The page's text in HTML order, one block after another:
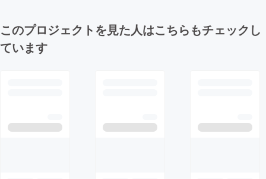
このプロジェクトを見た人はこちらもチェックし
ています